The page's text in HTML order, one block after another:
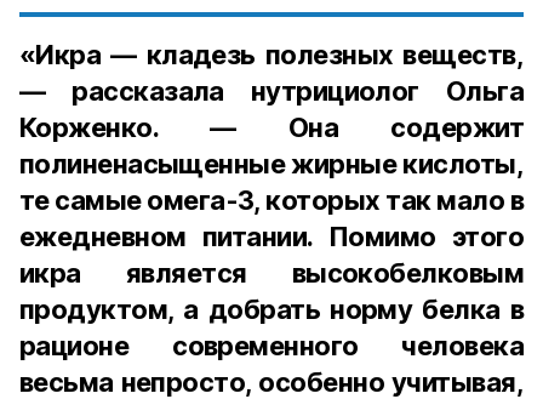
«Икра — кладезь полезных веществ,
— рассказала нутрициолог Ольга
Корженко. — Она содержит
полиненасыщенные жирные кислоты,
те самые омега-3, которых так мало в
ежедневном питании. Помимо этого
икра является высокобелковым
продуктом, а добрать норму белка в
рационе современного человека
весьма непросто, особенно учитывая,